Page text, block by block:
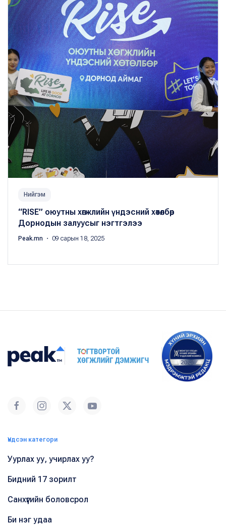
Нийгэм
“RISE” оюутны хөгжлийн үндэсний хөтөлбөр
Дорнодын залуусыг нэгтгэлээ
Peak.mn ・ 09 сарын 18, 2025
Үндсэн категори
Уурлах уу, учирлах уу?
Бидний 17 зорилт
Санхүүгийн боловсрол
Би нэг удаа